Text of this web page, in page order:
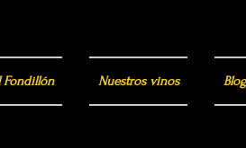
Fondillón Nuestros vinos Blog